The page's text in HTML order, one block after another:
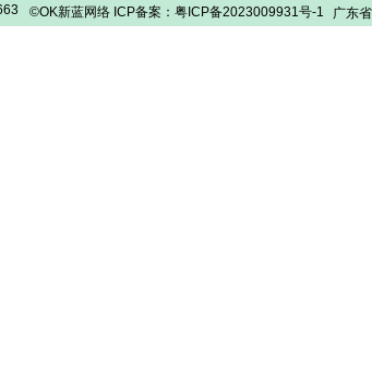
©OK新蓝网络 ICP备案：粤ICP备2023009931号-1 广东